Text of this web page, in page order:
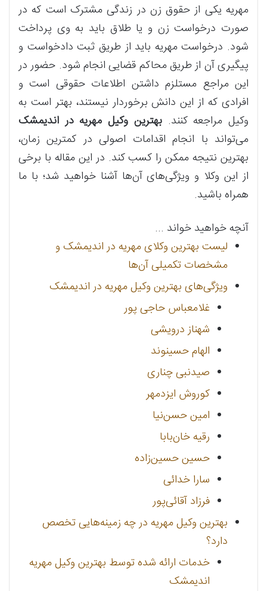
مهریه یکی از حقوق زن در زندگی مشترک است که در
صورت درخواست زن و یا طلاق باید به وی پرداخت
شود. درخواست مهریه باید از طریق ثبت دادخواست و
پیگیری آن از طریق محاکم قضایی انجام شود. حضور در
این مراجع مستلزم داشتن اطلاعات حقوقی است و
افرادی که از این دانش برخوردار نیستند، بهتر است به
وکیل مراجعه کنند.بهترین وکیل مهریه در اندیمشک
می‌تواند با انجام اقدامات اصولی در کمترین زمان،
بهترین نتیجه ممکن را کسب کند. در این مقاله با برخی
از این وکلا و ویژگی‌های آن‌ها آشنا خواهید شد؛ با ما
همراه باشید.
آنچه خواهید خواند ...
لیست بهترین وکلای مهریه در اندیمشک و
مشخصات تکمیلی آن‌ها
ویژگی‌های بهترین وکیل مهریه در اندیمشک
غلامعباس حاجی پور
شهناز درویشی
الهام حسینوند
صیدنبی چناری
کوروش ایزدمهر
امین حسن‌نیا
رقیه خان‌بابا
حسین حسین‌زاده
سارا خدائی
فرزاد آقائی‌پور
بهترین وکیل مهریه در چه زمینه‌هایی تخصص
دارد؟
خدمات ارائه شده توسط بهترین وکیل مهریه
اندیمشک